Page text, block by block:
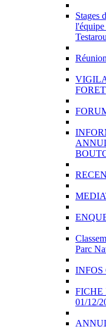
Stages
l'équipe
FORET
Parc
INFOS
FICHE
01/12/